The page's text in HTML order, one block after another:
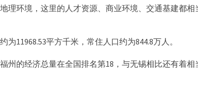
理环境，这里的人才资源、商业环境、交通基建都相
为11968.53平方千米，常住人口约为844.8万人。
州的经济总量在全国排名第18，与无锡相比还有着